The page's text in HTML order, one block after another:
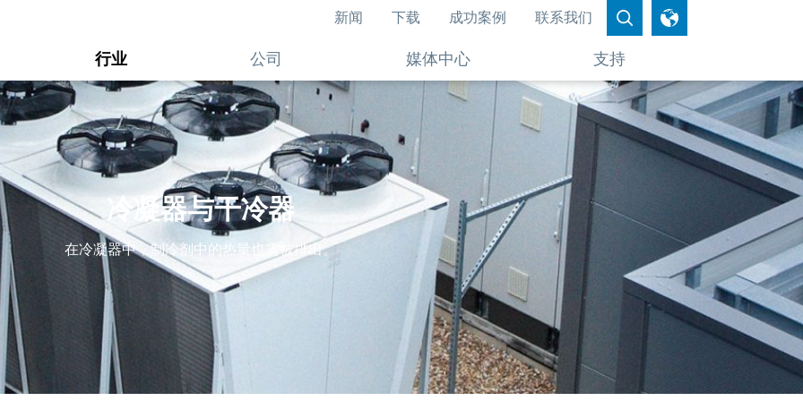
新闻 下载 成功案例 联系我们
行业 公司 媒体中心 支持
冷凝器与干冷器
在冷凝器中，制冷剂中的热量也需被排出。